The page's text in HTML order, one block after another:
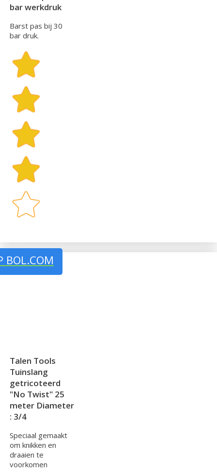
bar werkdruk
Barst pas bij 30
bar druk.
BOL.COM
Talen Tools
Tuinslang
getricoteerd
"No Twist" 25
meter Diameter
: 3/4
Speciaal gemaakt
om knikken en
draaien te
voorkomen